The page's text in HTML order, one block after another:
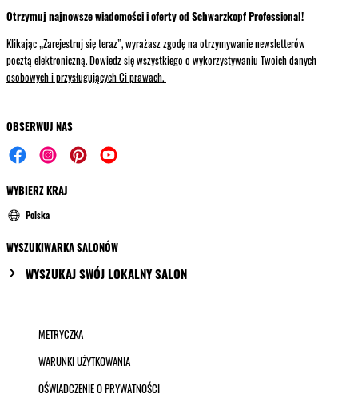
Otrzymuj najnowsze wiadomości i oferty od Schwarzkopf Professional!
Klikając „Zarejestruj się teraz”, wyrażasz zgodę na otrzymywanie newsletterów
pocztą elektroniczną.Dowiedz się wszystkiego o wykorzystywaniu Twoich danych
osobowych i przysługujących Ci prawach.
OBSERWUJ NAS
WYBIERZ KRAJ
Polska
WYSZUKIWARKA SALONÓW
WYSZUKAJ SWÓJ LOKALNY SALON
METRYCZKA
WARUNKI UŻYTKOWANIA
OŚWIADCZENIE O PRYWATNOŚCI